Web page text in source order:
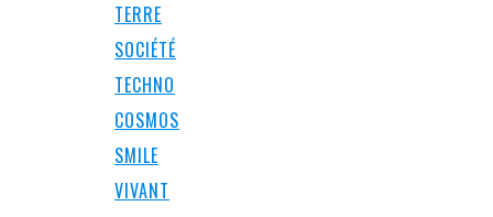
TERRE
SOCIÉTÉ
TECHNO
COSMOS
SMILE
VIVANT